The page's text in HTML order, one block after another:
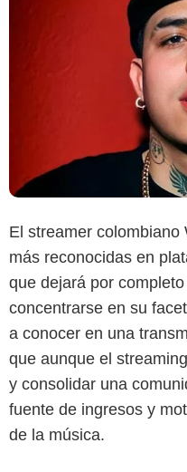
El streamer
más reconocidas en
que dejará por
concentrarse en su
a conocer en una
que aunque el
y consolidar una
fuente de ingresos y
de la música.